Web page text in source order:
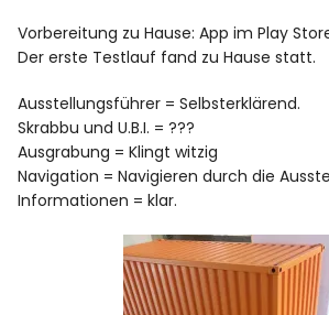
Vorbereitung zu Hause: App im Play
Der erste Testlauf fand zu Hause statt.
Ausstellungsführer = Selbsterklärend.
Skrabbu und U.B.I. = ???
Ausgrabung = Klingt witzig
Navigation = Navigieren durch die
Informationen = klar.